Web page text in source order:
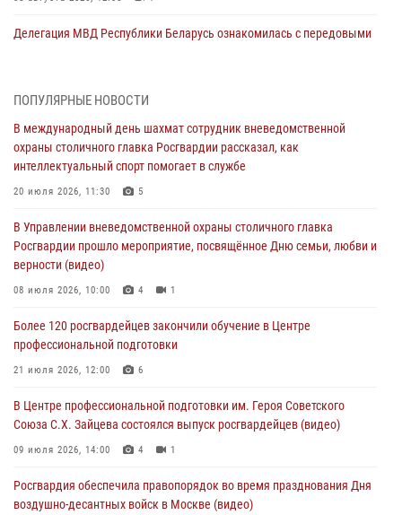
Делегация МВД Республики Беларусь ознакомилась с передовыми
боевому самбо. (видео)
04 августа 2026, 14:00
Офицер Росгвардии стал гостем прямого эфира на «Радио Москвы»
04 августа 2026, 12:28
В Москве росгвардейцы задержали подозреваемого в нападении
на охранника торгового центра (видео)
В Главном управлении Росгвардии по городу Москве подвели итоги
работы подразделений за прошедший месяц
ПОПУЛЯРНЫЕ НОВОСТИ
В международный день шахмат сотрудник вневедомственной
охраны столичного главка Росгвардии рассказал, как
интеллектуальный спорт помогает в службе
20 июля 2026, 11:30 5
В Управлении вневедомственной охраны столичного главка
Росгвардии прошло мероприятие, посвящённое Дню семьи, любви и
верности (видео)
08 июля 2026, 10:00 4 1
Более 120 росгвардейцев закончили обучение в Центре
профессиональной подготовки
21 июля 2026, 12:00 6
В Центре профессиональной подготовки им. Героя Советского
Союза С.Х. Зайцева состоялся выпуск росгвардейцев (видео)
09 июля 2026, 14:00 4 1
Росгвардия обеспечила правопорядок во время празднования Дня
воздушно-десантных войск в Москве (видео)